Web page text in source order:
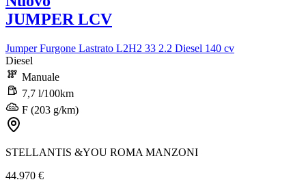
JUMPER LCV
Jumper Furgone Lastrato L2H2 33 2.2 Diesel 140 cv
Diesel
Manuale
7,7 l/100km
F (203 g/km)
STELLANTIS &YOU ROMA MANZONI
44.970 €